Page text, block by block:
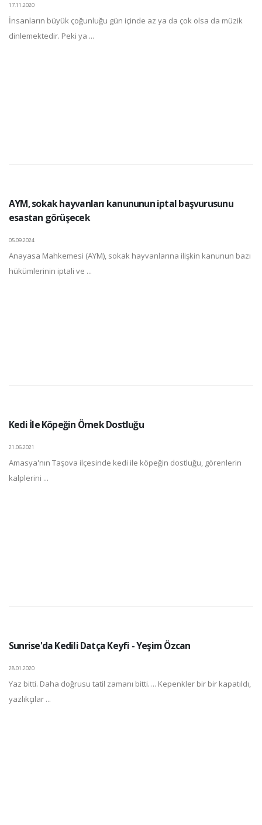
17.11.2020
İnsanların büyük çoğunluğu gün içinde az ya da çok olsa da müzik
dinlemektedir. Peki ya ...
AYM, sokak hayvanları kanununun iptal başvurusunu
esastan görüşecek
05.09.2024
Anayasa Mahkemesi (AYM), sokak hayvanlarına ilişkin kanunun bazı
hükümlerinin iptali ve ...
Kedi İle Köpeğin Örnek Dostluğu
21.06.2021
Amasya'nın Taşova ilçesinde kedi ile köpeğin dostluğu, görenlerin
kalplerini ...
Sunrise'da Kedili Datça Keyfi - Yeşim Özcan
28.01.2020
Yaz bitti. Daha doğrusu tatil zamanı bitti…. Kepenkler bir bir kapatıldı,
yazlıkçılar ...